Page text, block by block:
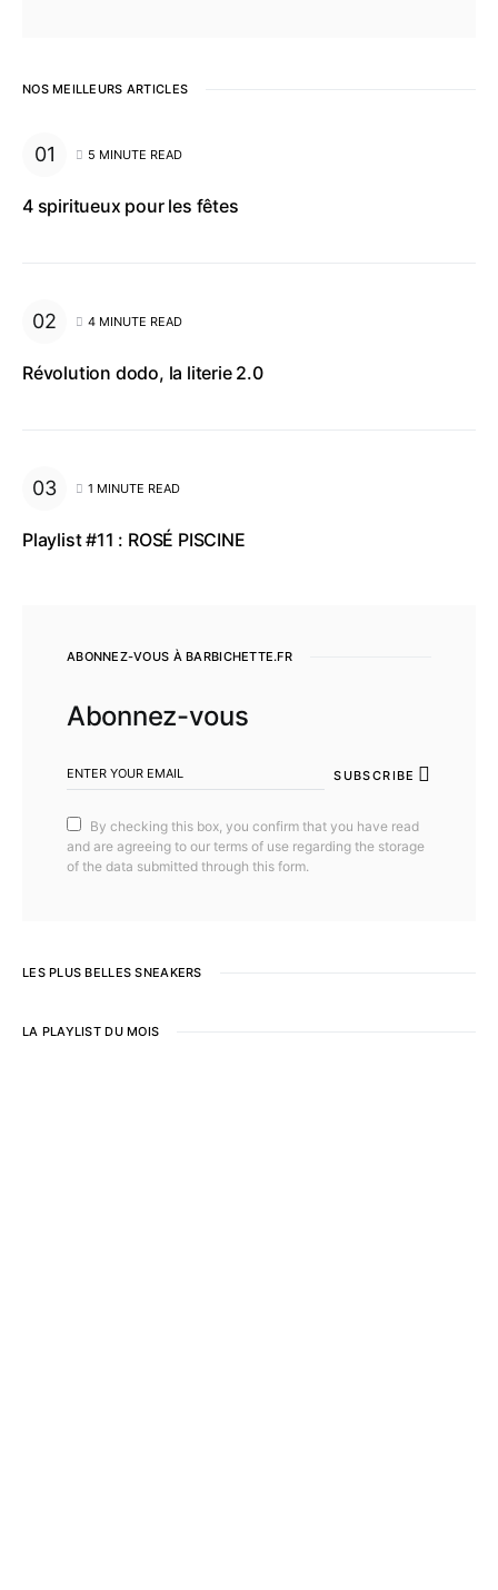
NOS MEILLEURS ARTICLES
5 MINUTE READ
4 spiritueux pour les fêtes
4 MINUTE READ
Révolution dodo, la literie 2.0
1 MINUTE READ
Playlist #11 : ROSÉ PISCINE
ABONNEZ-VOUS À BARBICHETTE.FR
Abonnez-vous
SUBSCRIBE
By checking this box, you confirm that you have read
and are agreeing to our terms of use regarding the storage
of the data submitted through this form.
LES PLUS BELLES SNEAKERS
LA PLAYLIST DU MOIS